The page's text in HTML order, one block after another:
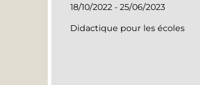
18/10/2022 - 25/06/2023
Didactique pour les écoles